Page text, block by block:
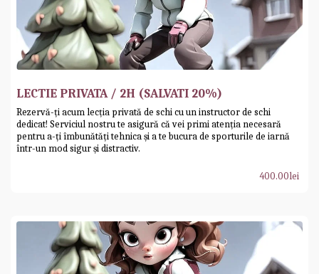
LECTIE PRIVATA / 2H (SALVATI 20%)
Rezervă-ți acum lecția privată de schi cu un instructor de schi
dedicat! Serviciul nostru te asigură că vei primi atenția necesară
pentru a-ți îmbunătăți tehnica și a te bucura de sporturile de iarnă
într-un mod sigur și distractiv.
400.00lei